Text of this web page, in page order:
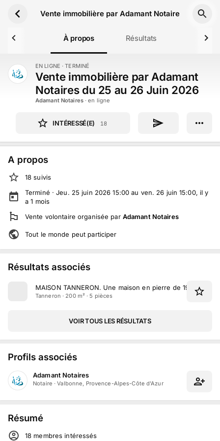
Vente immobilière par Adamant Notaires du 25 au
À propos Résultats
TERMINÉ EN LIGNE · TERMINÉ
Vente immobilière par Adamant
Notaires du 25 au 26 Juin 2026
Adamant Notaires· en ligne
INTÉRESSÉ(E) 18
A propos
18 suivis
Terminé ·Jeu. 25 juin 2026 15:00 au ven. 26 juin 15:00, il y
a1 mois
Vente volontaire organisée par Adamant Notaires
Tout le monde peut participer
Résultats associés
MAISON TANNERON. Une maison en pierre de 195 m²
Tanneron · 200 m² · 5 pièces
VOIR TOUS LES RÉSULTATS
Profils associés
Adamant Notaires
Notaire ·Valbonne, Provence-Alpes-Côte d'Azur
Résumé
18 membres intéressés